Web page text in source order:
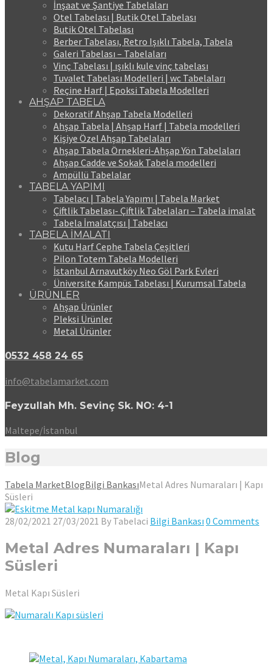
İnşaat ve Şantiye Tabelaları
Otel Tabelası | Butik Otel Tabelası
Butik Otel Tabelası
Berber Tabelası, Retro Işıklı Tabela, Tabela
Galeri Tabelası – Tabelaları
Vinç Tabelası | ışıklı kule vinç tabelası
Tuvalet Tabelası Modelleri | wc Tabelaları
Reçine Harf | Epoksi Tabela Modelleri
AHŞAP TABELA
Dekoratif Ahşap Tabela Modelleri
Ahşap Tabela | Ahşap Harf | Tabela modelleri
Kişiye Özel Ahşap Tabelaları
Ahşap Tabela Örnekleri-Ahşap Yön Tabelaları
Ahşap Cadde ve Sokak Tabela modelleri
Ampüllü Tabelalar
TABELA YAPIMI
Tabelacı | Tabela Yapımı | Tabela Market
Çiftlik Tabelası- Çiftlik Tabelaları – Tabela imalat
Tabela İmalatçısı | Tabelacı
TABELA İMALATI
Kutu Harf Cephe Tabela Çeşitleri
Pilon Totem Tabela Modelleri
İstanbul Arnavutköy Neo Göl Park Evleri
Üniversite Kampüs Tabelası | Kurumsal Tabela
ÜRÜNLER
Ahşap Ürünler
Pleksi Ürünler
Metal Ürünler
0532 458 24 65
info@tabelamarket.com
Feyzullah Mh. Sevinç Sk. NO: 4-1
Maltepe/İstanbul
Blog
Tabela MarketBlogBilgi BankasıMetal Adres Numaraları | Kapı
Süsleri
28/02/2021 27/03/2021 By Tabelaci Bilgi Bankası 0 Comments
Metal Adres Numaraları | Kapı
Süsleri
Metal Kapı Süsleri